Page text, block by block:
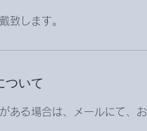
致します。
ついて
ある場合は、メールにて、